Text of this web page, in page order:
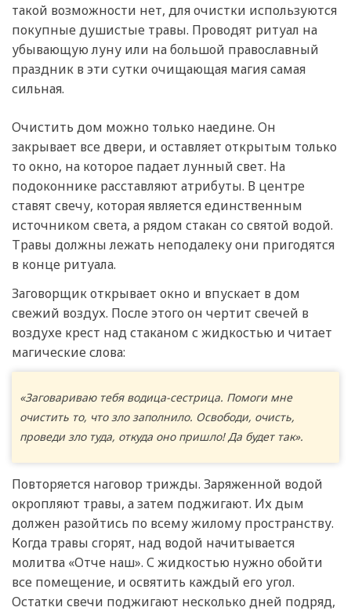
такой возможности нет, для очистки используются
покупные душистые травы. Проводят ритуал на
убывающую луну или на большой православный
праздник в эти сутки очищающая магия самая
сильная.
Очистить дом можно только наедине. Он
закрывает все двери, и оставляет открытым только
то окно, на которое падает лунный свет. На
подоконнике расставляют атрибуты. В центре
ставят свечу, которая является единственным
источником света, а рядом стакан со святой водой.
Травы должны лежать неподалеку они пригодятся
в конце ритуала.
Заговорщик открывает окно и впускает в дом
свежий воздух. После этого он чертит свечей в
воздухе крест над стаканом с жидкостью и читает
магические слова:
«Заговариваю тебя водица-сестрица. Помоги мне
очистить то, что зло заполнило. Освободи, очисть,
проведи зло туда, откуда оно пришло! Да будет так».
Повторяется наговор трижды. Заряженной водой
окропляют травы, а затем поджигают. Их дым
должен разойтись по всему жилому пространству.
Когда травы сгорят, над водой начитывается
молитва «Отче наш». С жидкостью нужно обойти
все помещение, и освятить каждый его угол.
Остатки свечи поджигают несколько дней подряд,